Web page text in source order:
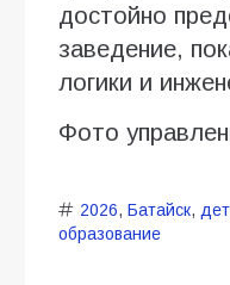
достойно
заведение,
логики и
Фото
2026, Батайск,
образование